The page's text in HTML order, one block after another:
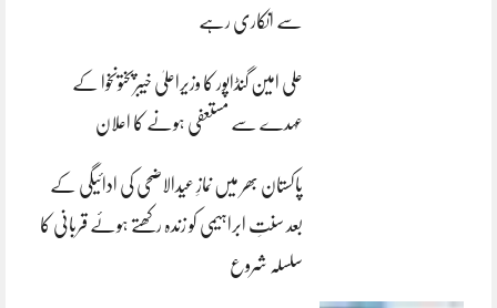
سے انکاری رہے
علی امین گنڈاپور کا وزیراعلیٰ خیبرپختونخوا کے
عہدے سے مستعفی ہونے کا اعلان
پاکستان بھر میں نمازِ عیدالاضحی کی ادائیگی کے
بعد سنتِ ابراہیمی کو زندہ رکھتے ہوئے قربانی کا
سلسلہ شروع